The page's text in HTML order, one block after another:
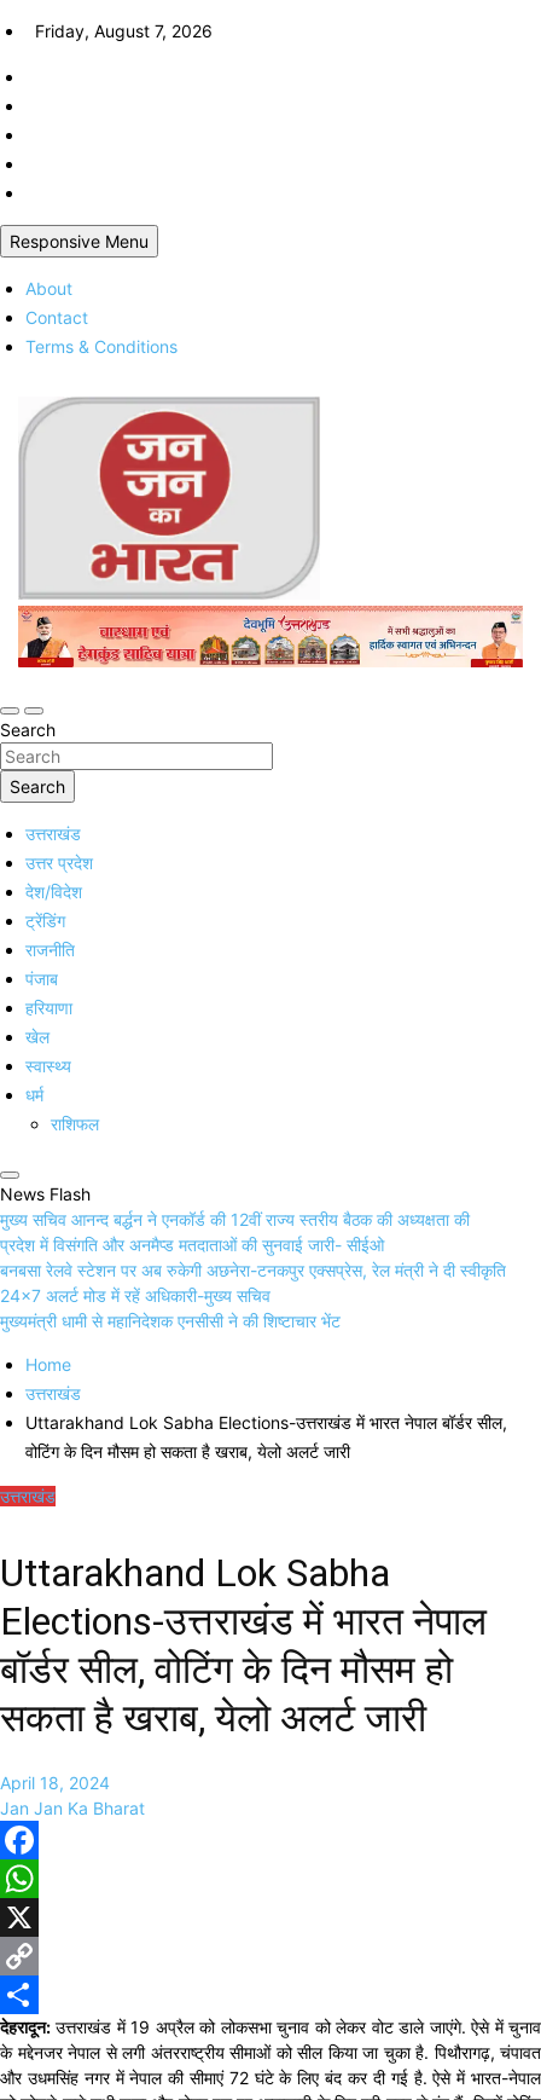
Skip
content
Friday, August 7, 2026
Responsive Menu
About
Contact
Terms & Conditions
Jan Jan Ka Bharat
Online Trending Hindi News Website
Search
Search
उत्तराखंड
उत्तर प्रदेश
देश/विदेश
ट्रेंडिंग
राजनीति
पंजाब
हरियाणा
खेल
स्वास्थ्य
धर्म
राशिफल
News Flash
मुख्य सचिव आनन्द बर्द्धन ने एनकॉर्ड की 12वीं राज्य स्तरीय बैठक की अध्यक्षता की
प्रदेश में विसंगति और अनमैप्ड मतदाताओं की सुनवाई जारी- सीईओ
बनबसा रेलवे स्टेशन पर अब रुकेगी अछनेरा-टनकपुर एक्सप्रेस, रेल मंत्री ने दी स्वीकृति
24×7 अलर्ट मोड में रहें अधिकारी-मुख्य सचिव
मुख्यमंत्री धामी से महानिदेशक एनसीसी ने की शिष्टाचार भेंट
Home
उत्तराखंड
Uttarakhand Lok Sabha Elections-उत्तराखंड में भारत नेपाल बॉर्डर सील,
वोटिंग के दिन मौसम हो सकता है खराब, येलो अलर्ट जारी
उत्तराखंड
Uttarakhand Lok Sabha
Elections-उत्तराखंड में भारत नेपाल
बॉर्डर सील, वोटिंग के दिन मौसम हो
सकता है खराब, येलो अलर्ट जारी
April 18, 2024
Jan Jan Ka Bharat
Facebook
WhatsApp
X
Copy
Link
Share
देहरादून: उत्तराखंड में 19 अप्रैल को लोकसभा चुनाव को लेकर वोट डाले जाएंगे. ऐसे में चुनाव
के मद्देनजर नेपाल से लगी अंतरराष्ट्रीय सीमाओं को सील किया जा चुका है. पिथौरागढ़, चंपावत
और उधमसिंह नगर में नेपाल की सीमाएं 72 घंटे के लिए बंद कर दी गई है. ऐसे में भारत-नेपाल